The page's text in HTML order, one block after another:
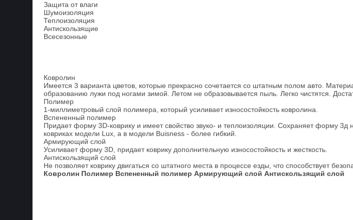
Защита от влаги
Шумоизоляция
Теплоизоляция
Антискользящие
Всесезонные
Ковролин
Имеется 3 варианта цветов, которые прекрасно сочетается со штатным полом авто.
образованию лужи под ногами зимой. Летом не образовывается пыль. Легко чистятся.
Полимер
1-миллиметровый слой полимера, который усиливает износостойкость ковролина.
Вспененный полимер
Придает форму 3D-коврику и имеет свойство звуко- и теплоизоляции. Сохраняет форму 3д
ковриках модели Lux, а в модели Buisness - более гибкий.
Армирующий слой
Усиливает форму 3D, придает коврику дополнительную износостойкость и жесткость.
Антискользящий слой
Не позволяет коврику двигаться со штатного места в процессе езды, что способствует
Ковролин Полимер Вспененный полимер Армирующий слой Антискользящий слой